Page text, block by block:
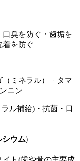
臭を防ぐ・歯垢を
着を防ぐ
（ミネラル）・タマ
ニン
ル補給)・抗菌・口
シウム)